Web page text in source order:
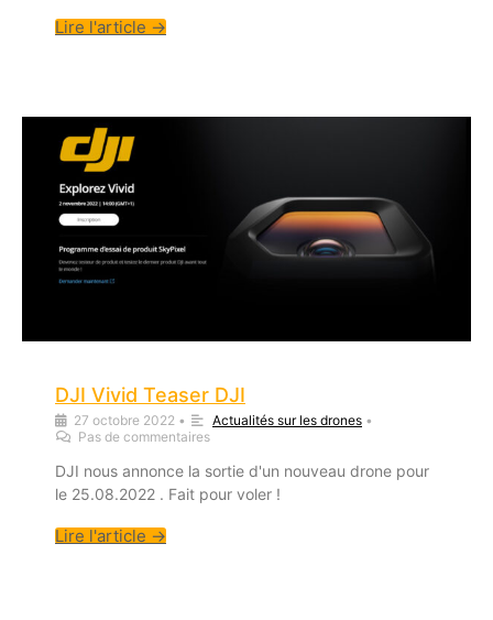
Lire l'article →
DJI Vivid Teaser DJI
27 octobre 2022 • Actualités sur les drones •
Pas de commentaires
DJI nous annonce la sortie d'un nouveau drone pour
le 25.08.2022 . Fait pour voler !
Lire l'article →